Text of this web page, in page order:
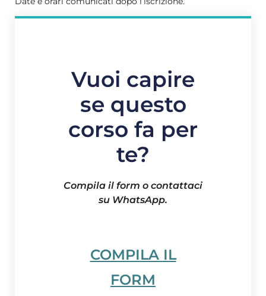
Vuoi capire
se questo
corso fa per
te?
Compila il form o contattaci
su WhatsApp.
COMPILA IL
FORM